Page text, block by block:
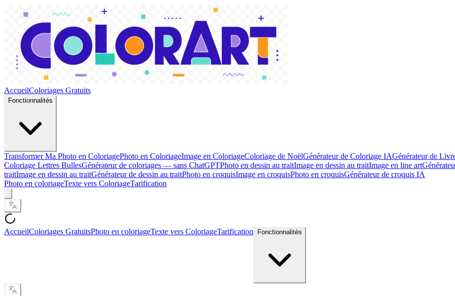
AccueilColoriages Gratuits
Fonctionnalités
Transformer Ma Photo en ColoriagePhoto en ColoriageImage en ColoriageColoriage de NoëlGénérateur de Coloriage IAGénérateur de
Coloriage Lettres BullesGénérateur de coloriages — sans ChatGPTPhoto en dessin au traitImage en dessin au traitImage en line art
traitImage en dessin au traitGénérateur de dessin au traitPhoto en croquisImage en croquisPhoto en croquisGénérateur de croquis IA
Photo en coloriageTexte vers ColoriageTarification
AccueilColoriages GratuitsPhoto en coloriageTexte vers ColoriageTarification Fonctionnalités